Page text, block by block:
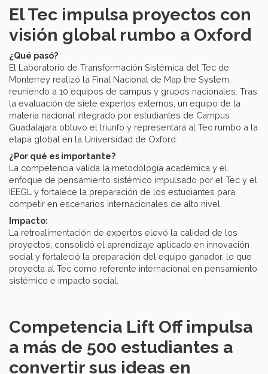
El Tec impulsa proyectos con
visión global rumbo a Oxford
¿Qué pasó?
El Laboratorio de Transformación Sistémica del Tec de
Monterrey realizó la Final Nacional de Map the System,
reuniendo a 10 equipos de campus y grupos nacionales. Tras
la evaluación de siete expertos externos, un equipo de la
materia nacional integrado por estudiantes de Campus
Guadalajara obtuvo el triunfo y representará al Tec rumbo a la
etapa global en la Universidad de Oxford.
¿Por qué es importante?
La competencia valida la metodología académica y el
enfoque de pensamiento sistémico impulsado por el Tec y el
IEEGL y fortalece la preparación de los estudiantes para
competir en escenarios internacionales de alto nivel.
Impacto:
La retroalimentación de expertos elevó la calidad de los
proyectos, consolidó el aprendizaje aplicado en innovación
social y fortaleció la preparación del equipo ganador, lo que
proyecta al Tec como referente internacional en pensamiento
sistémico e impacto social.
Competencia Lift Off impulsa
a más de 500 estudiantes a
convertir sus ideas en